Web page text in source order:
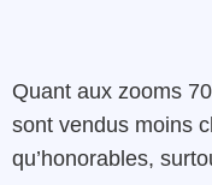
Quant aux zooms
sont vendus moins
qu’honorables,